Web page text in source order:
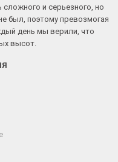
сложного и серьезного, но
был, поэтому превозмогая
день мы верили, что
высот.